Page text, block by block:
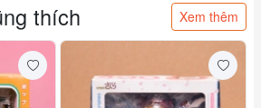
thích Xem thêm